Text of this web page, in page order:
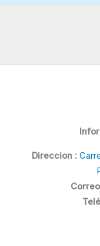
Direccion :